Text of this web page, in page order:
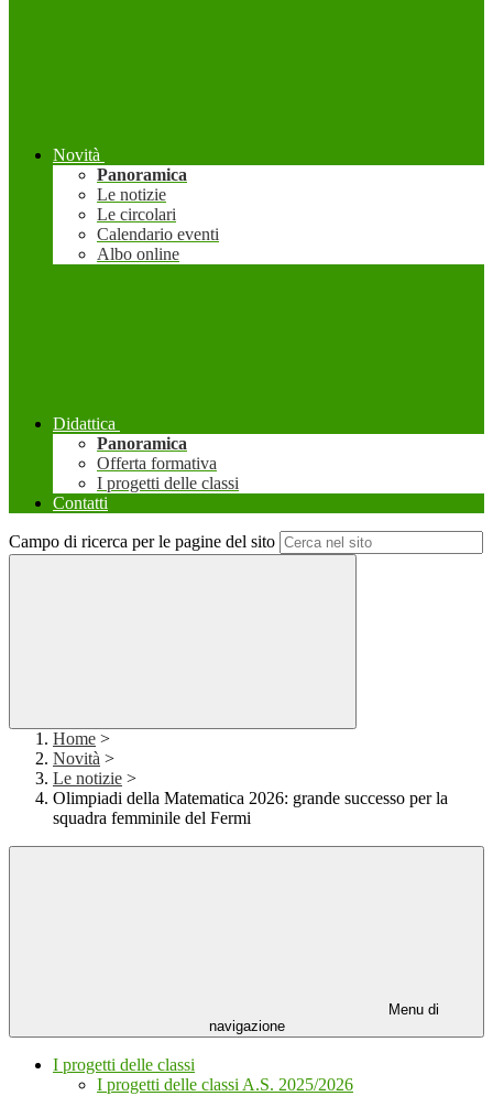
Novità
Panoramica
Le notizie
Le circolari
Calendario eventi
Albo online
Didattica
Panoramica
Offerta formativa
I progetti delle classi
Contatti
Campo di ricerca per le pagine del sito
Home >
Novità >
Le notizie >
Olimpiadi della Matematica 2026: grande successo per la
squadra femminile del Fermi
Menu di
navigazione
I progetti delle classi
I progetti delle classi A.S. 2025/2026